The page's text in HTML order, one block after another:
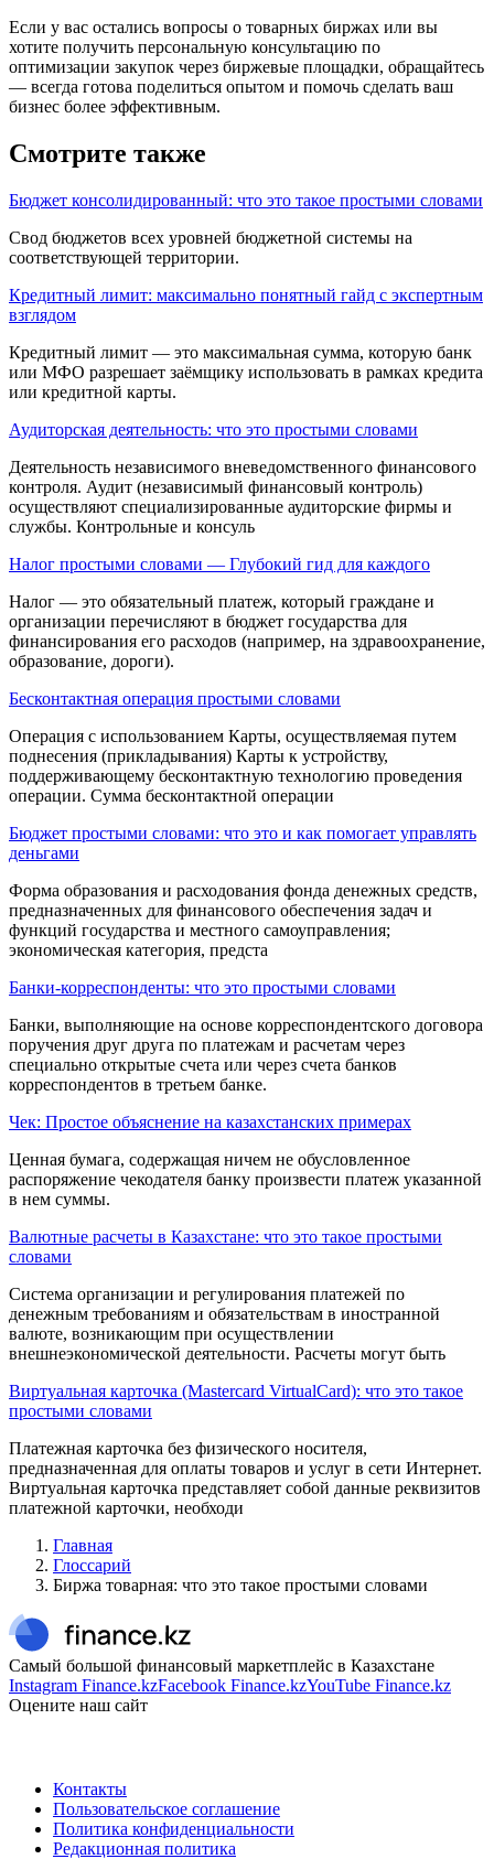
Если у вас остались вопросы о товарных биржах или вы
хотите получить персональную консультацию по
оптимизации закупок через биржевые площадки, обращайтесь
— всегда готова поделиться опытом и помочь сделать ваш
бизнес более эффективным.
Смотрите также
Бюджет консолидированный: что это такое простыми словами
Свод бюджетов всех уровней бюджетной системы на
соответствующей терри­тории.
Кредитный лимит: максимально понятный гайд с экспертным
взглядом
Кредитный лимит — это максимальная сумма, которую банк
или МФО разрешает заёмщику использовать в рамках кредита
или кредитной карты.
Аудиторская деятельность: что это простыми словами
Деятель­ность независимого вневедомственного финансо­вого
контроля. Аудит (независимый финансовый контроль)
осуществляют специализированные ау­диторские фирмы и
службы. Контрольные и кон­суль
Налог простыми словами — Глубокий гид для каждого
Налог — это обязательный платеж, который граждане и
организации перечисляют в бюджет государства для
финансирования его расходов (например, на здравоохранение,
образование, дороги).
Бесконтактная операция простыми словами
Операция с использованием Карты, осуществляемая путем
поднесения (прикладывания) Карты к устройству,
поддерживающему бесконтактную технологию проведения
операции. Сумма бесконтактной операции
Бюджет простыми словами: что это и как помогает управлять
деньгами
Форма образования и расходо­вания фонда денежных средств,
предназначен­ных для финансового обеспечения задач и
функций государства и местного самоуправле­ния;
экономическая категория, предста
Банки-корреспонденты: что это простыми словами
Банки, выпол­няющие на основе корреспондентского договора
поручения друг друга по платежам и расчетам через
специально открытые счета или через счета банков
корреспондентов в третьем банке.
Чек: Простое объяснение на казахстанских примерах
Ценная бумага, содержащая ничем не обусловленное
распоряжение чекодателя банку произвести платеж указанной
в нем суммы.
Валютные расчеты в Казахстане: что это такое простыми
словами
Система организации и регулирования платежей по
денежным требова­ниям и обязательствам в иностранной
валюте, возникающим при осуществлении
внешнеэкономической деятельности. Расчеты могут быть
Виртуальная карточка (Mastercard VirtualCard): что это такое
простыми словами
Платежная карточка без физического носителя,
предназначенная для оплаты товаров и услуг в сети Интернет.
Виртуальная карточка представляет собой данные реквизитов
платежной карточки, необходи
Главная
Глоссарий
Биржа товарная: что это такое простыми словами
Самый большой финансовый маркетплейс в Казахстане
Instagram Finance.kzFacebook Finance.kzYouTube Finance.kz
Оцените наш сайт
Контакты
Пользовательское соглашение
Политика конфиденциальности
Редакционная политика